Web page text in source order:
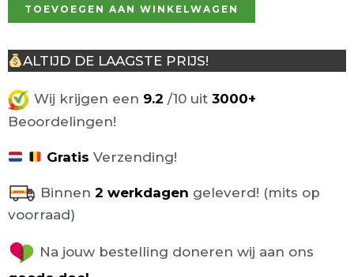
TOEVOEGEN AAN WINKELWAGEN
ALTIJD DE LAAGSTE PRIJS!
Wij krijgen een 9.2 /10 uit 3000+
Beoordelingen!
Gratis Verzending!
Binnen 2 werkdagen geleverd! (mits op
voorraad)
Na jouw bestelling doneren wij aan ons